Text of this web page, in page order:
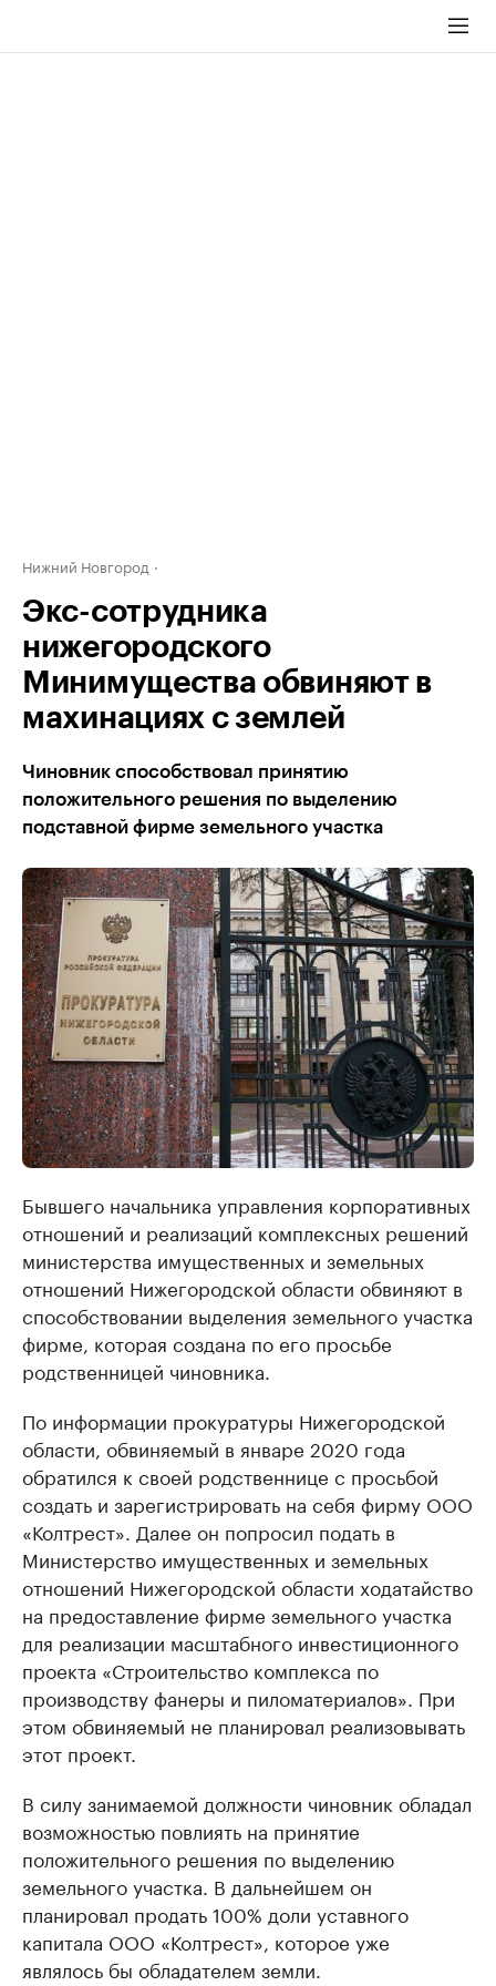
Нижний Новгород
Экс-сотрудника
нижегородского
Минимущества обвиняют в
махинациях с землей
Чиновник способствовал принятию
положительного решения по выделению
подставной фирме земельного участка
Бывшего начальника управления корпоративных
отношений и реализаций комплексных решений
министерства имущественных и земельных
отношений Нижегородской области обвиняют в
способствовании выделения земельного участка
фирме, которая создана по его просьбе
родственницей чиновника.
По информации прокуратуры Нижегородской
области, обвиняемый в январе 2020 года
обратился к своей родственнице с просьбой
создать и зарегистрировать на себя фирму ООО
«Колтрест». Далее он попросил подать в
Министерство имущественных и земельных
отношений Нижегородской области ходатайство
на предоставление фирме земельного участка
для реализации масштабного инвестиционного
проекта «Строительство комплекса по
производству фанеры и пиломатериалов». При
этом обвиняемый не планировал реализовывать
этот проект.
В силу занимаемой должности чиновник обладал
возможностью повлиять на принятие
положительного решения по выделению
земельного участка. В дальнейшем он
планировал продать 100% доли уставного
капитала ООО «Колтрест», которое уже
являлось бы обладателем земли.